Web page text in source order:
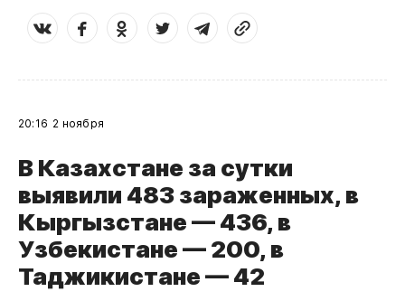
20:16 2 ноября
В Казахстане за сутки
выявили 483 зараженных, в
Кыргызстане — 436, в
Узбекистане — 200, в
Таджикистане — 42